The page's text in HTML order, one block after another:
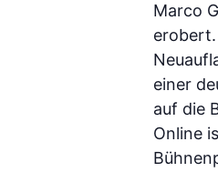
Marco
erobert.
einer
auf die
Online